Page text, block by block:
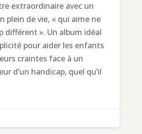
extraordinaire avec un
plein de vie, « qui aime ne
différent ». Un album idéal
pour aider les enfants
craintes face à un
d’un handicap, quel qu’il